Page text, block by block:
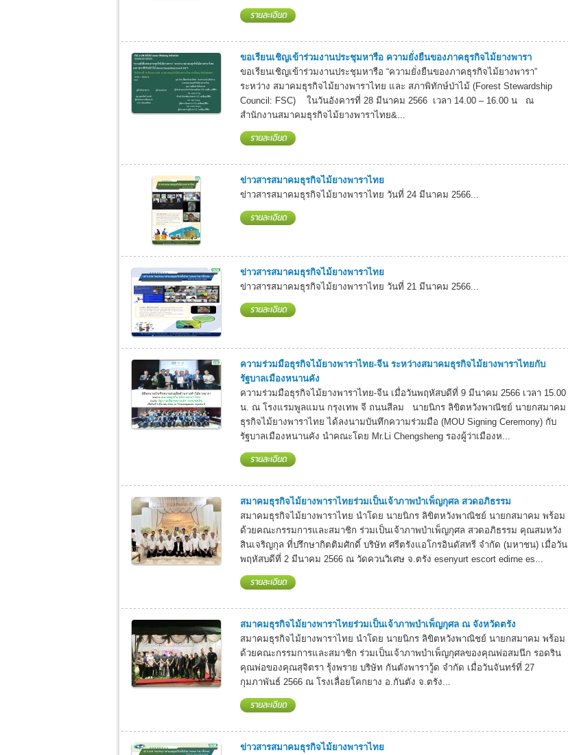
ขอเรียนเชิญเข้าร่วมงานประชุมหารือ ความยั่งยืนของภาคธุรกิจไม้ยางพารา
ขอเรียนเชิญเข้าร่วมงานประชุมหารือ “ความยั่งยืนของภาคธุรกิจไม้ยางพารา”
ระหว่าง สมาคมธุรกิจไม้ยางพาราไทย และ สภาพิทักษ์ป่าไม้ (Forest Stewardship
Council: FSC) ในวันอังคารที่ 28 มีนาคม 2566 เวลา 14.00 – 16.00 น ณ
สำนักงานสมาคมธุรกิจไม้ยางพาราไทย&...
ข่าวสารสมาคมธุรกิจไม้ยางพาราไทย
ข่าวสารสมาคมธุรกิจไม้ยางพาราไทย วันที่ 24 มีนาคม 2566...
ข่าวสารสมาคมธุรกิจไม้ยางพาราไทย
ข่าวสารสมาคมธุรกิจไม้ยางพาราไทย วันที่ 21 มีนาคม 2566...
ความร่วมมือธุรกิจไม้ยางพาราไทย-จีน ระหว่างสมาคมธุรกิจไม้ยางพาราไทยกับ
รัฐบาลเมืองหนานคัง
ความร่วมมือธุรกิจไม้ยางพาราไทย-จีน เมื่อวันพฤหัสบดีที่ 9 มีนาคม 2566 เวลา 15.00
น. ณ โรงแรมพูลแมน กรุงเทพ จี ถนนสีลม นายนิกร ลิขิตหวังพาณิชย์ นายกสมาคม
ธุรกิจไม้ยางพาราไทย ได้ลงนามบันทึกความร่วมมือ (MOU Signing Ceremony) กับ
รัฐบาลเมืองหนานคัง นำคณะโดย Mr.Li Chengsheng รองผู้ว่าเมืองห...
สมาคมธุรกิจไม้ยางพาราไทยร่วมเป็นเจ้าภาพบำเพ็ญกุศล สวดอภิธรรม
สมาคมธุรกิจไม้ยางพาราไทย นำโดย นายนิกร ลิขิตหวังพาณิชย์ นายกสมาคม พร้อม
ด้วยคณะกรรมการและสมาชิก ร่วมเป็นเจ้าภาพบำเพ็ญกุศล สวดอภิธรรม คุณสมหวัง
สินเจริญกุล ที่ปรึกษากิตติมศักดิ์ บริษัท ศรีตรังแอโกรอินดัสทรี จำกัด (มหาชน) เมื่อวัน
พฤหัสบดีที่ 2 มีนาคม 2566 ณ วัดควนวิเศษ จ.ตรัง esenyurt escort edirne es...
สมาคมธุรกิจไม้ยางพาราไทยร่วมเป็นเจ้าภาพบำเพ็ญกุศล ณ จังหวัดตรัง
สมาคมธุรกิจไม้ยางพาราไทย นำโดย นายนิกร ลิขิตหวังพาณิชย์ นายกสมาคม พร้อม
ด้วยคณะกรรมการและสมาชิก ร่วมเป็นเจ้าภาพบำเพ็ญกุศลของคุณพ่อสมนึก รอดริน
คุณพ่อของคุณสุจิตรา รุ้งพราย บริษัท กันตังพาราวู้ด จำกัด เมื่อวันจันทร์ที่ 27
กุมภาพันธ์ 2566 ณ โรงเลื่อยโคกยาง อ.กันตัง จ.ตรัง...
ข่าวสารสมาคมธุรกิจไม้ยางพาราไทย